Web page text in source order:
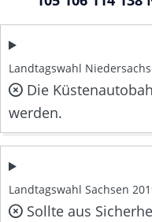
Landtagswahl
Die
werden.
Landtagswahl Sachsen
Sollte aus